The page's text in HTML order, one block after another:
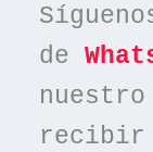
de
nuestro
recibir